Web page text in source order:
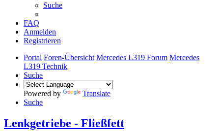
Suche
FAQ
Anmelden
Registrieren
Portal Foren-Übersicht Mercedes L319 Forum Mercedes
L319 Technik
Suche
Powered by
Translate
Suche
Lenkgetriebe - Fließfett